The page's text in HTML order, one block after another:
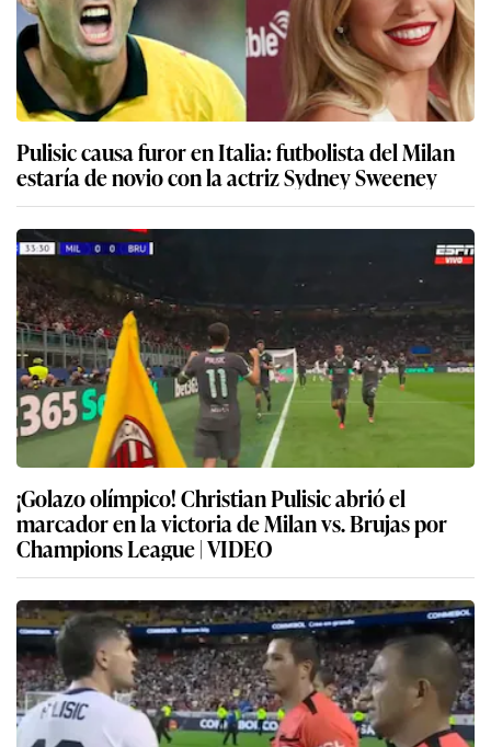
Pulisic causa furor en Italia: futbolista del Milan
estaría de novio con la actriz Sydney Sweeney
¡Golazo olímpico! Christian Pulisic abrió el
marcador en la victoria de Milan vs. Brujas por
Champions League | VIDEO